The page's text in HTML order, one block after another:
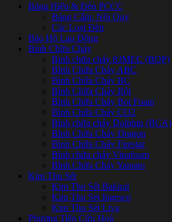
Bảng Hiệu & Đèn PCCC
Bảng Cấm, Nội Quy
Các Loại Đèn
Bảo Hộ Lao Động
Bình Chữa Cháy
Bình chữa cháy 83MEC (BQP)
Bình Chữa Cháy ABC
Bình Chữa Cháy BC
Bình Chữa Cháy Bột
Bình Chữa Cháy Bọt Foam
Bình Chữa Cháy CO2
Bình chữa cháy Dolphin (BCA)
Bình Chữa Cháy Dragon
Bình Chữa Cháy Firestar
Bình chữa cháy Vinafoam
Bình Chữa Cháy Yamato
Kim Thu Sét
Kim Thu Sét Bakiral
Kim Thu Sét Ingesco
Kim Thu Sét Liva
Phương Tiện Cứu Hoả